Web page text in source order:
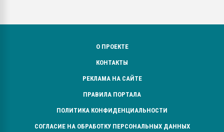
О ПРОЕКТЕ
КОНТАКТЫ
РЕКЛАМА НА САЙТЕ
ПРАВИЛА ПОРТАЛА
ПОЛИТИКА КОНФИДЕНЦИАЛЬНОСТИ
СОГЛАСИЕ НА ОБРАБОТКУ ПЕРСОНАЛЬНЫХ ДАННЫХ